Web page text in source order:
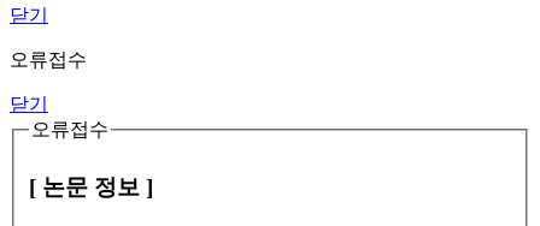
닫기
오류접수
닫기
오류접수
[ 논문 정보 ]